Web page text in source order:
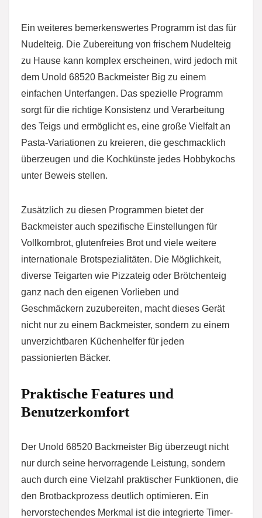
Ein weiteres bemerkenswertes Programm ist das für
Nudelteig. Die Zubereitung von frischem Nudelteig
zu Hause kann komplex erscheinen, wird jedoch mit
dem Unold 68520 Backmeister Big zu einem
einfachen Unterfangen. Das spezielle Programm
sorgt für die richtige Konsistenz und Verarbeitung
des Teigs und ermöglicht es, eine große Vielfalt an
Pasta-Variationen zu kreieren, die geschmacklich
überzeugen und die Kochkünste jedes Hobbykochs
unter Beweis stellen.
Zusätzlich zu diesen Programmen bietet der
Backmeister auch spezifische Einstellungen für
Vollkornbrot, glutenfreies Brot und viele weitere
internationale Brotspezialitäten. Die Möglichkeit,
diverse Teigarten wie Pizzateig oder Brötchenteig
ganz nach den eigenen Vorlieben und
Geschmäckern zuzubereiten, macht dieses Gerät
nicht nur zu einem Backmeister, sondern zu einem
unverzichtbaren Küchenhelfer für jeden
passionierten Bäcker.
Praktische Features und
Benutzerkomfort
Der Unold 68520 Backmeister Big überzeugt nicht
nur durch seine hervorragende Leistung, sondern
auch durch eine Vielzahl praktischer Funktionen, die
den Brotbackprozess deutlich optimieren. Ein
hervorstechendes Merkmal ist die integrierte Timer-